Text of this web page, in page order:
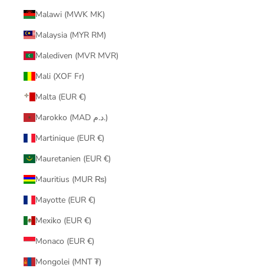
Malawi (MWK MK)
Malaysia (MYR RM)
Malediven (MVR MVR)
Mali (XOF Fr)
Malta (EUR €)
Marokko (MAD د.م.)
Martinique (EUR €)
Mauretanien (EUR €)
Mauritius (MUR ₨)
Mayotte (EUR €)
Mexiko (EUR €)
Monaco (EUR €)
Mongolei (MNT ₮)